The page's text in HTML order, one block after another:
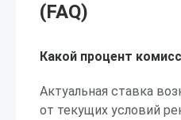
(FAQ)
Какой процент
Актуальная ставка
от текущих условий